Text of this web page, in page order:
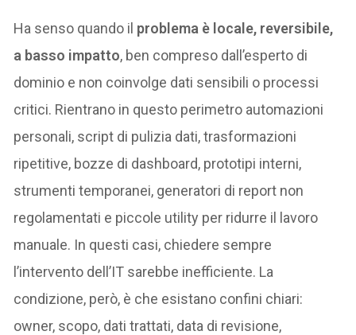
Ha senso quando il problema è locale, reversibile,
a basso impatto, ben compreso dall’esperto di
dominio e non coinvolge dati sensibili o processi
critici. Rientrano in questo perimetro automazioni
personali, script di pulizia dati, trasformazioni
ripetitive, bozze di dashboard, prototipi interni,
strumenti temporanei, generatori di report non
regolamentati e piccole utility per ridurre il lavoro
manuale. In questi casi, chiedere sempre
l’intervento dell’IT sarebbe inefficiente. La
condizione, però, è che esistano confini chiari:
owner, scopo, dati trattati, data di revisione,